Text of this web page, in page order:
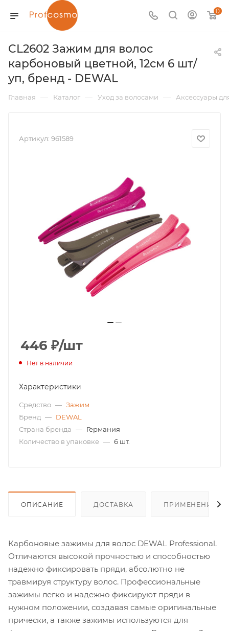
0
CL2602 Зажим для волос
карбоновый цветной, 12см 6 шт/
уп, бренд - DEWAL
Главная — Каталог — Уход за волосами — Аксессуары
Артикул: 961589
446 ₽/шт
Нет в наличии
Характеристики
Средство — Зажим
Бренд — DEWAL
Страна бренда — Германия
Количество в упаковке — 6 шт.
ОПИСАНИЕ ДОСТАВКА ПРИМЕНЕНИЕ
Карбоновые зажимы для волос DEWAL Professional.
Отличаются высокой прочностью и способностью
надежно фиксировать пряди, абсолютно не
травмируя структуру волос. Профессиональные
зажимы легко и надежно фиксируют пряди в
нужном положении, создавая самые оригинальные
прически, а также зажимы используются для